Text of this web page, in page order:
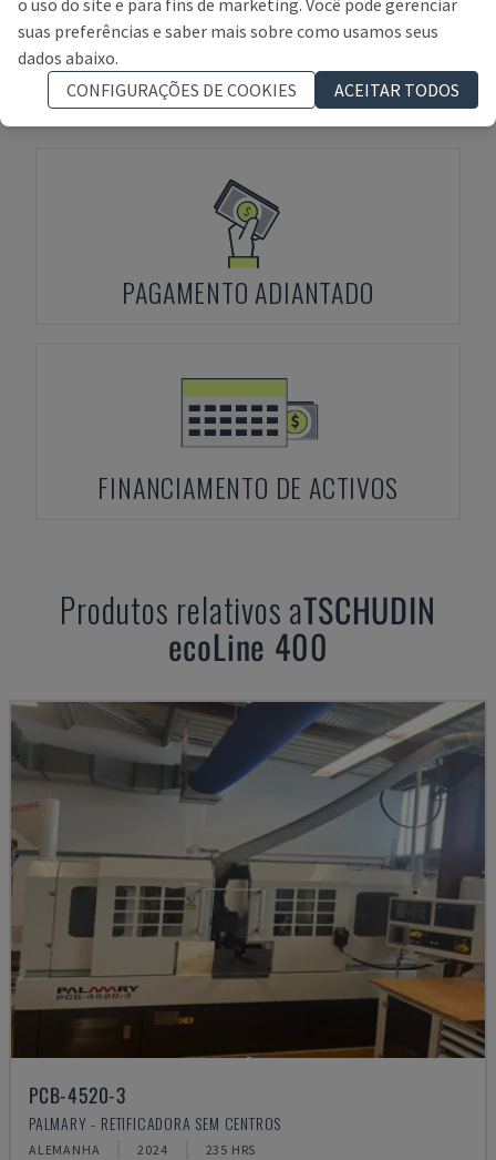
Termos de Pagamento
PAGAMENTO ADIANTADO
FINANCIAMENTO DE ACTIVOS
Produtos relativos aTSCHUDIN
ecoLine 400
PCB-4520-3
PALMARY - RETIFICADORA SEM CENTROS
ALEMANHA 2024 235 HRS
o uso do site e para fins de marketing. Você pode gerenciar
suas preferências e saber mais sobre como usamos seus
dados abaixo.
CONFIGURAÇÕES DE COOKIES
ACEITAR TODOS